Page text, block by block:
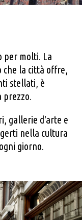
per molti. La
che la città offre,
stellati, è
prezzo.
gallerie d'arte e
nella cultura
giorno.